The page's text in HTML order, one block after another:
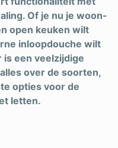
Of je nu je woon-
open keuken wilt
inloopdouche wilt
een veelzijdige
over de soorten,
opties voor de
letten.